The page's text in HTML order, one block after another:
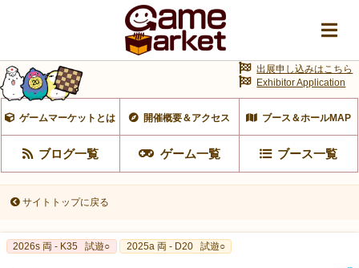
ゲームマーケットとは 開催概要＆アクセス ブース＆ホールMAP
ブログ一覧 ゲーム一覧 ブース一覧
出展申し込みはこちら
Exhibitor Application
サイトトップに戻る
2026s 両 - K35 試遊○ 2025a 両 - D20 試遊○